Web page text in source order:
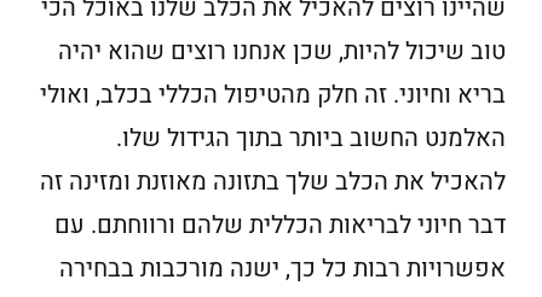
שהיינו רוצים להאכיל את הכלב שלנו באוכל הכי
טוב שיכול להיות, שכן אנחנו רוצים שהוא יהיה
בריא וחיוני. זה חלק מהטיפול הכללי בכלב, ואולי
האלמנט החשוב ביותר בתוך הגידול שלו.
להאכיל את הכלב שלך בתזונה מאוזנת ומזינה זה
דבר חיוני לבריאות הכללית שלהם ורווחתם. עם
אפשרויות רבות כל כך, ישנה מורכבות בבחירה